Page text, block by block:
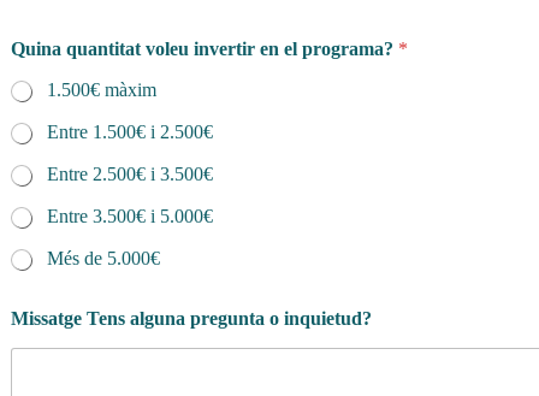
Quina quantitat voleu invertir en el programa? *
1.500€ màxim
Entre 1.500€ i 2.500€
Entre 2.500€ i 3.500€
Entre 3.500€ i 5.000€
Més de 5.000€
u
a
Missatge Tens alguna pregunta o inquietud?